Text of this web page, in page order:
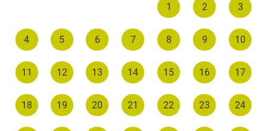
1 2 3
4 5 6 7 8 9 10
11 12 13 14 15 16 17
18 19 20 21 22 23 24